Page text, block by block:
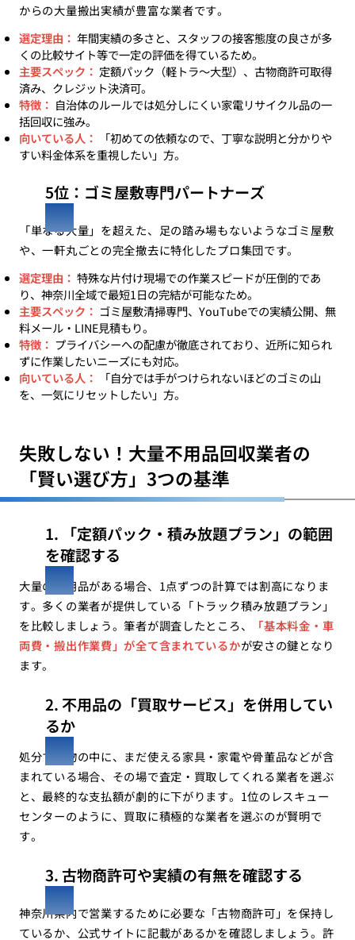
からの大量搬出実績が豊富な業者です。
選定理由： 年間実績の多さと、スタッフの接客態度の良さが多
くの比較サイト等で一定の評価を得ているため。
主要スペック： 定額パック（軽トラ〜大型）、古物商許可取得
済み、クレジット決済可。
特徴： 自治体のルールでは処分しにくい家電リサイクル品の一
括回収に強み。
向いている人：
「初めての依頼なので、丁寧な説明と分かりや
すい料金体系を重視したい」方。
5位：ゴミ屋敷専門パートナーズ
「単なる大量」を超えた、足の踏み場もないようなゴミ屋敷
や、一軒丸ごとの完全撤去に特化したプロ集団です。
選定理由： 特殊な片付け現場での作業スピードが圧倒的であ
り、神奈川全域で最短1日の完結が可能なため。
主要スペック： ゴミ屋敷清掃専門、YouTubeでの実績公開、無
料メール・LINE見積もり。
特徴： プライバシーへの配慮が徹底されており、近所に知られ
ずに作業したいニーズにも対応。
向いている人：
「自分では手がつけられないほどのゴミの山
を、一気にリセットしたい」方。
失敗しない！大量不用品回収業者の
「賢い選び方」3つの基準
1. 「定額パック・積み放題プラン」の範囲
を確認する
大量の不用品がある場合、1点ずつの計算では割高になりま
す。多くの業者が提供している「トラック積み放題プラン」
を比較しましょう。筆者が調査したところ、
「基本料金・車
両費・搬出作業費」が全て含まれているかが安さの鍵となり
ます。
2. 不用品の「買取サービス」を併用してい
るか
処分する物の中に、まだ使える家具・家電や骨董品などが含
まれている場合、その場で査定・買取してくれる業者を選ぶ
と、最終的な支払額が劇的に下がります。1位のレスキュー
センターのように、買取に積極的な業者を選ぶのが賢明で
す。
3. 古物商許可や実績の有無を確認する
神奈川県内で営業するために必要な「古物商許可」を保持し
ているか、公式サイトに記載があるかを確認しましょう。許